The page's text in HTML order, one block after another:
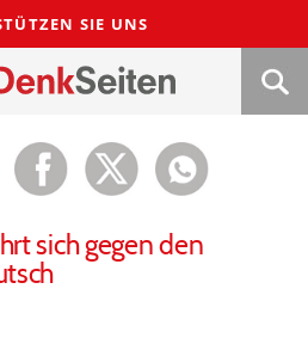
SIE UNS
sich gegen den